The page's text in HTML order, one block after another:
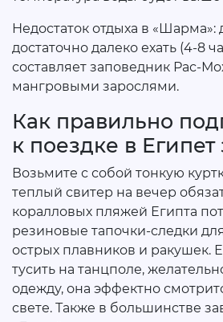
Недостаток отдыха в «Шарма»:
достаточно далеко ехать (4-8
составляет заповедник Рас-
мангровыми зарослями.
Как правильно
к поездке в
Возьмите с собой тонкую
теплый свитер на вечер
коралловых пляжей Египта
резиновые тапочки-следки
острых плавников и ракушек.
тусить на танцполе,
одежду, она эффектно
свете. Также в большинстве